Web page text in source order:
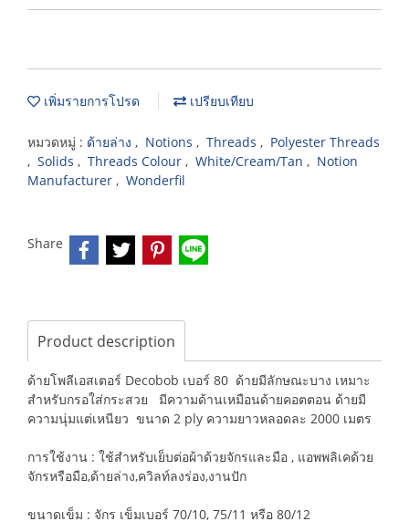
เพิ่มรายการโปรด เปรียบเทียบ
หมวดหมู่ : ด้ายล่าง , Notions , Threads , Polyester Threads
, Solids , Threads Colour , White/Cream/Tan , Notion
Manufacturer , Wonderfil
Share
Product description
ด้ายโพลีเอสเตอร์ Decobob เบอร์ 80 ด้ายมีลักษณะบาง เหมาะ
สำหรับกรอใส่กระสวย มีความด้านเหมือนด้ายคอตตอน ด้ายมี
ความนุ่มแต่เหนียว ขนาด 2 ply ความยาวหลอดละ 2000 เมตร
การใช้งาน : ใช้สำหรับเย็บต่อผ้าด้วยจักรและมือ , แอพพลิเคด้วย
จักรหรือมือ,ด้ายล่าง,ควิลท์ลงร่อง,งานปัก
ขนาดเข็ม : จักร เข็มเบอร์ 70/10, 75/11 หรือ 80/12